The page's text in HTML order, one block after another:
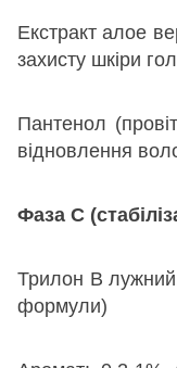
Екстракт алое
захисту шкіри
Пантенол
відновлення
Фаза C
Трилон В
формули)